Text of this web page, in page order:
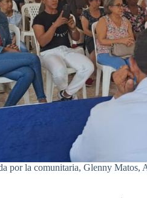
por la comunitaria, Glenny Matos,